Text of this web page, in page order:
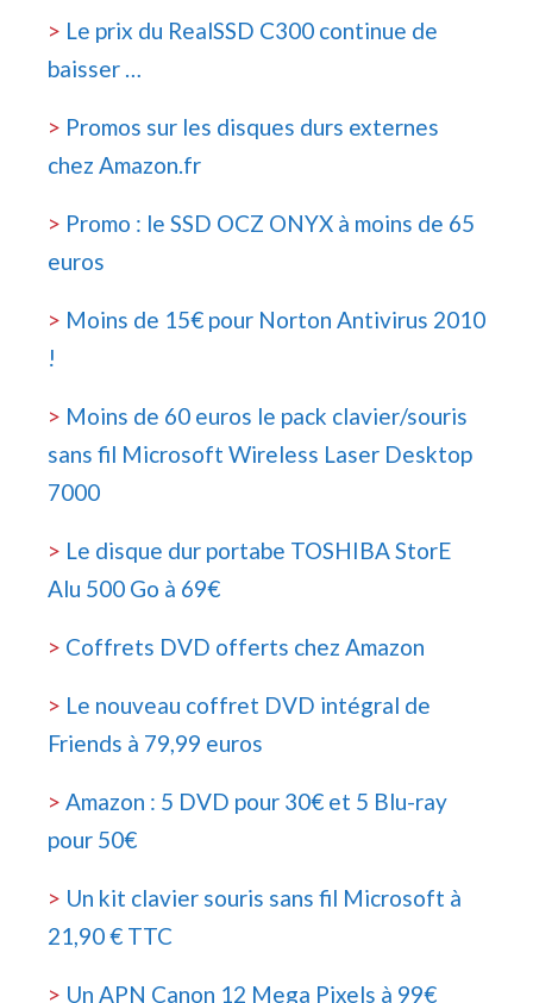
> Le prix du RealSSD C300 continue de
baisser …
> Promos sur les disques durs externes
chez Amazon.fr
> Promo : le SSD OCZ ONYX à moins de 65
euros
> Moins de 15€ pour Norton Antivirus 2010
!
> Moins de 60 euros le pack clavier/souris
sans fil Microsoft Wireless Laser Desktop
7000
> Le disque dur portabe TOSHIBA StorE
Alu 500 Go à 69€
> Coffrets DVD offerts chez Amazon
> Le nouveau coffret DVD intégral de
Friends à 79,99 euros
> Amazon : 5 DVD pour 30€ et 5 Blu-ray
pour 50€
> Un kit clavier souris sans fil Microsoft à
21,90 € TTC
> Un APN Canon 12 Mega Pixels à 99€